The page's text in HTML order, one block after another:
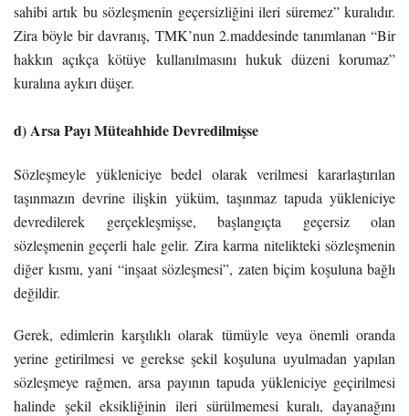
sahibi artık bu sözleşmenin geçersizliğini ileri süremez” kuralıdır.
Zira böyle bir davranış, TMK’nun 2.maddesinde tanımlanan “Bir
hakkın açıkça kötüye kullanılmasını hukuk düzeni korumaz”
kuralına aykırı düşer.
d) Arsa Payı Müteahhide Devredilmişse
Sözleşmeyle yükleniciye bedel olarak verilmesi kararlaştırılan
taşınmazın devrine ilişkin yüküm, taşınmaz tapuda yükleniciye
devredilerek gerçekleşmişse, başlangıçta geçersiz olan
sözleşmenin geçerli hale gelir. Zira karma nitelikteki sözleşmenin
diğer kısmı, yani “inşaat sözleşmesi”, zaten biçim koşuluna bağlı
değildir.
Gerek, edimlerin karşılıklı olarak tümüyle veya önemli oranda
yerine getirilmesi ve gerekse şekil koşuluna uyulmadan yapılan
sözleşmeye rağmen, arsa payının tapuda yükleniciye geçirilmesi
halinde şekil eksikliğinin ileri sürülmemesi kuralı, dayanağını